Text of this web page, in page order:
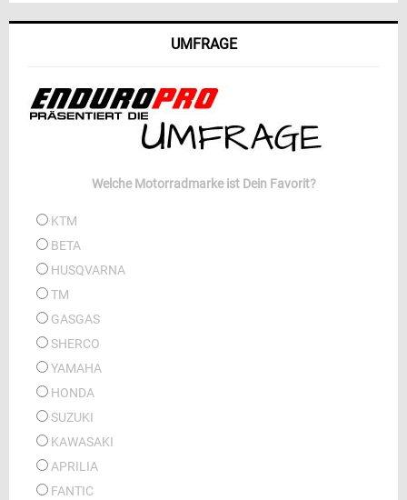
UMFRAGE
Welche Motorradmarke ist Dein Favorit?
KTM
BETA
HUSQVARNA
TM
GASGAS
SHERCO
YAMAHA
HONDA
SUZUKI
KAWASAKI
APRILIA
FANTIC